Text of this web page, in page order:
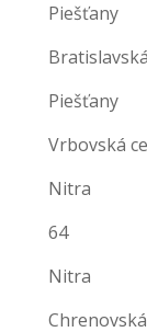
Piešťany
Piešťany
Vrbovská
Nitra
64
Nitra